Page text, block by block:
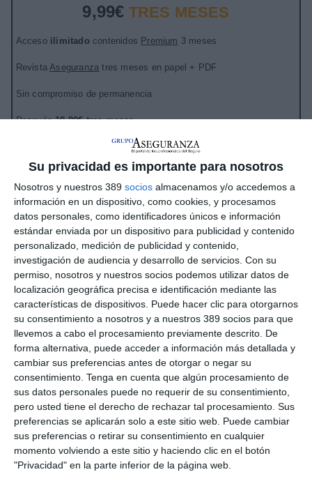
Su privacidad es importante para nosotros
Nosotros y nuestros 389 socios almacenamos y/o accedemos a
información en un dispositivo, como cookies, y procesamos
datos personales, como identificadores únicos e información
estándar enviada por un dispositivo para publicidad y contenido
personalizado, medición de publicidad y contenido,
investigación de audiencia y desarrollo de servicios. Con su
permiso, nosotros y nuestros socios podemos utilizar datos de
localización geográfica precisa e identificación mediante las
características de dispositivos. Puede hacer clic para otorgarnos
su consentimiento a nosotros y a nuestros 389 socios para que
llevemos a cabo el procesamiento previamente descrito. De
forma alternativa, puede acceder a información más detallada y
cambiar sus preferencias antes de otorgar o negar su
consentimiento. Tenga en cuenta que algún procesamiento de
sus datos personales puede no requerir de su consentimiento,
pero usted tiene el derecho de rechazar tal procesamiento. Sus
preferencias se aplicarán solo a este sitio web. Puede cambiar
sus preferencias o retirar su consentimiento en cualquier
momento volviendo a este sitio y haciendo clic en el botón
"Privacidad" en la parte inferior de la página web.
9,99€ TRES MESES
Acceso ilimitado contenidos Premium 3 meses
RevistaAseguranza tres meses en papel + PDF
Sin compromiso de permanencia
Después19,99€ tres meses
LO QUIERO
CONTENIDOS PREMIUM + ASEGURANZA
69€AL AÑO
AccesoilimitadocontenidosPremiumdurante 1 año
RevistaAseguranza 1 año en papel + PDF
Sin compromiso de permanencia
Después73€/año
LO QUIERO
CONTENIDOS PREMIUM + ASEGURANZA